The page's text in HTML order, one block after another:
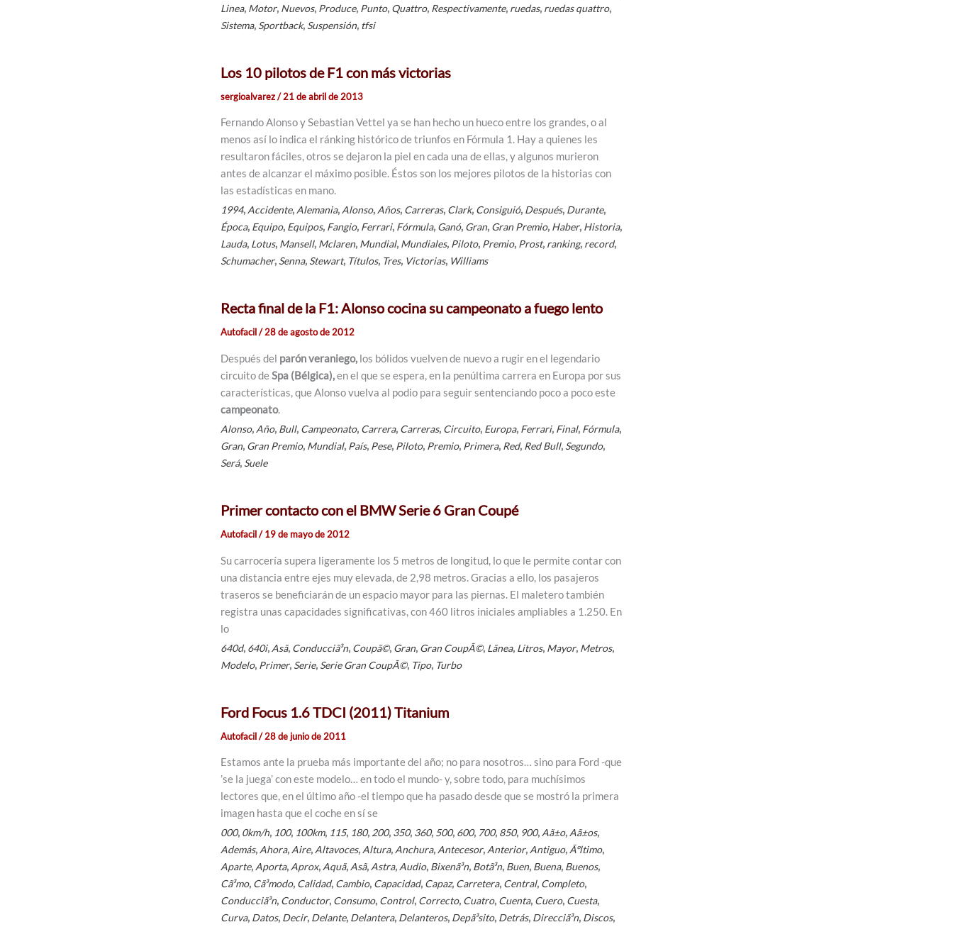
Linea, Motor, Nuevos, Produce, Punto, Quattro, Respectivamente, ruedas, ruedas quattro,
Sistema, Sportback, Suspensión, tfsi
Los 10 pilotos de F1 con más victorias
sergioalvarez/21 de abril de 2013
Fernando Alonso y Sebastian Vettel ya se han hecho un hueco entre los grandes, o al
menos así lo indica el ránking histórico de triunfos en Fórmula 1. Hay a quienes les
resultaron fáciles, otros se dejaron la piel en cada una de ellas, y algunos murieron
antes de alcanzar el máximo posible. Éstos son los mejores pilotos de la historias con
las estadísticas en mano.
1994, Accidente, Alemania, Alonso, Años, Carreras, Clark, Consiguió, Después, Durante,
Época, Equipo, Equipos, Fangio, Ferrari, Fórmula, Ganó, Gran, Gran Premio, Haber, Historia,
Lauda, Lotus, Mansell, Mclaren, Mundial, Mundiales, Piloto, Premio, Prost, ranking, record,
Schumacher, Senna, Stewart, Títulos, Tres, Victorias, Williams
Recta final de la F1: Alonso cocina su campeonato a fuego lento
Autofacil/28 de agosto de 2012
Después del parón veraniego, los bólidos vuelven de nuevo a rugir en el legendario
circuito deSpa (Bélgica),en el que se espera, en la penúltima carrera en Europa por sus
características, que Alonso vuelva al podio para seguir sentenciando poco a poco este
campeonato.
Alonso, Año, Bull, Campeonato, Carrera, Carreras, Circuito, Europa, Ferrari, Final, Fórmula,
Gran, Gran Premio, Mundial, País, Pese, Piloto, Premio, Primera, Red, Red Bull, Segundo,
Será, Suele
Primer contacto con el BMW Serie 6 Gran Coupé
Autofacil/19 de mayo de 2012
Su carrocería supera ligeramente los 5 metros de longitud, lo que le permite contar con
una distancia entre ejes muy elevada, de 2,98 metros. Gracias a ello, los pasajeros
traseros se beneficiarán de un espacio mayor para las piernas. El maletero también
registra unas capacidades significativas, con 460 litros iniciales ampliables a 1.250. En
lo
640d, 640i, Asã­, Conducciã³n, Coupã©, Gran, Gran CoupÃ©, Lã­nea, Litros, Mayor, Metros,
Modelo, Primer, Serie, Serie Gran CoupÃ©, Tipo, Turbo
Ford Focus 1.6 TDCI (2011) Titanium
Autofacil/28 de junio de 2011
Estamos ante la prueba más importante del año; no para nosotros… sino para Ford -que
’se la juega’ con este modelo… en todo el mundo- y, sobre todo, para muchísimos
lectores que, en el último año -el tiempo que ha pasado desde que se mostró la primera
imagen hasta que el coche en sí se
000, 0km/h, 100, 100km, 115, 180, 200, 350, 360, 500, 600, 700, 850, 900, Aã±o, Aã±os,
Además, Ahora, Aire, Altavoces, Altura, Anchura, Antecesor, Anterior, Antiguo, Ãºltimo,
Aparte, Aporta, Aprox, Aquã­, Asã­, Astra, Audio, Bixenã³n, Botã³n, Buen, Buena, Buenos,
Cã³mo, Cã³modo, Calidad, Cambio, Capacidad, Capaz, Carretera, Central, Completo,
Conducciã³n, Conductor, Consumo, Control, Correcto, Cuatro, Cuenta, Cuero, Cuesta,
Curva, Datos, Decir, Delante, Delantera, Delanteros, Depã³sito, Detrás, Direcciã³n, Discos,